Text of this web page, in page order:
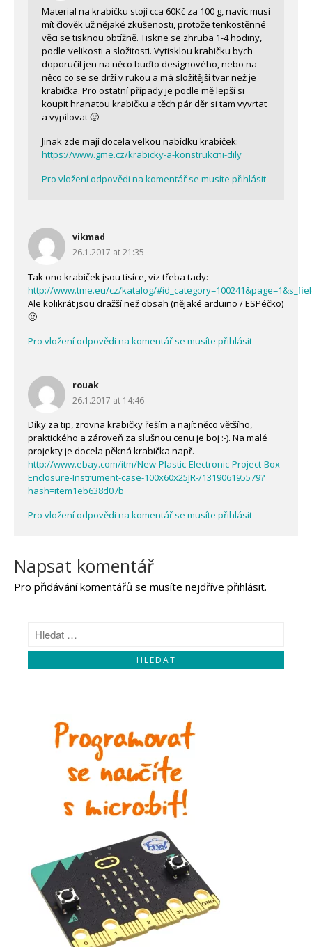
Material na krabičku stojí cca 60Kč za 100 g, navíc musí
mít člověk už nějaké zkušenosti, protože tenkostěnné
věci se tisknou obtížně. Tiskne se zhruba 1-4 hodiny,
podle velikosti a složitosti. Vytisklou krabičku bych
doporučil jen na něco buďto designového, nebo na
něco co se se drží v rukou a má složitější tvar než je
krabička. Pro ostatní případy je podle mě lepší si
koupit hranatou krabičku a těch pár děr si tam vyvrtat
a vypilovat 🙂
Jinak zde mají docela velkou nabídku krabiček:
https://www.gme.cz/krabicky-a-konstrukcni-dily
Pro vložení odpovědi na komentář se musíte přihlásit
vikmad
26.1.2017 at 21:35
Tak ono krabiček jsou tisíce, viz třeba tady:
http://www.tme.eu/cz/katalog/
Ale kolikrát jsou dražší než obsah (nějaké arduino / ESPéčko)
🙂
Pro vložení odpovědi na komentář se musíte přihlásit
rouak
26.1.2017 at 14:46
Díky za tip, zrovna krabičky řeším a najít něco většího,
praktického a zároveň za slušnou cenu je boj :-). Na malé
projekty je docela pěkná krabička např.
http://www.ebay.com/itm/New-Plastic-Electronic-Project-Box-
Enclosure-Instrument-case-100x60x25JR-/131906195579?
hash=item1eb638d07b
Pro vložení odpovědi na komentář se musíte přihlásit
Napsat komentář
Pro přidávání komentářů se musíte nejdříve přihlásit.